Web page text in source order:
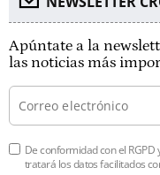
Apúntate a la
las noticias más
De conformidad con el RGPD
tratará los datos facilitados